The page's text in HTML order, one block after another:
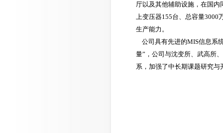
厅以及其他辅助设施，在国
上变压器155台、总容量3000
生产能力。
公司具有先进的MIS信息系
量”，公司与沈变所、武高所
系，加强了中长期课题研究